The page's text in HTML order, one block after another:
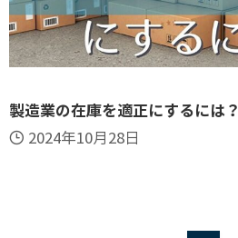
製造業の在庫を適正にするには？
2024年10月28日